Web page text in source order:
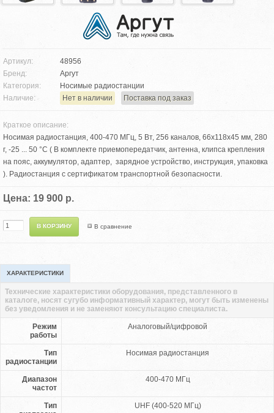
Артикул:
48956
Бренд:
Аргут
Категория:
Носимые радиостанции
Наличие:
Нет в наличии Поставка под заказ
Краткое описание:
Носимая радиостанция, 400-470 МГц, 5 Вт, 256 каналов, 66x118x45 мм, 280
г, -25 ... 50 °С ( В комплекте приемопередатчик, антенна, клипса крепления
на пояс, аккумулятор, адаптер, зарядное устройство, инструкция, упаковка
). Радиостанция с сертификатом транспортной безопасности.
Цена: 19 900 р.
В сравнение
ХАРАКТЕРИСТИКИ
Режим
работы
Аналоговый/цифровой
Тип
радиостанции
Носимая радиостанция
Диапазон
частот
400-470 МГц
Тип
UHF (400-520 МГц)
Технические характеристики оборудования, представленного в
каталоге, носят сугубо информативный характер, могут быть изменены
без уведомления и не заменяют консультацию специалиста.